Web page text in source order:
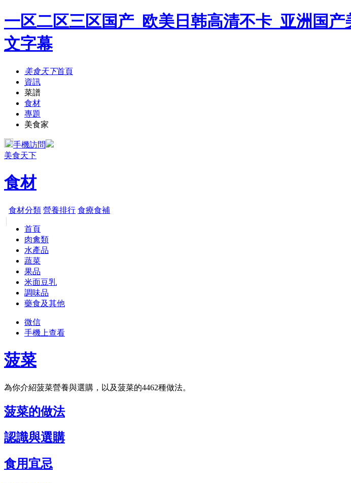
一区二区三区国产_欧美日韩高清不卡_亚洲国
文字幕
美食天下首頁
資訊
菜譜
食材
專題
美食家
手機訪問
美食天下
食材
食材分類 營養排行 食療食補
首頁
肉禽類
水產品
蔬菜
果品
米面豆乳
調味品
藥食及其他
微信
手機上查看
菠菜
為你介紹菠菜營養與選購，以及菠菜的4462種做法。
菠菜的做法
認識與選購
食用宜忌